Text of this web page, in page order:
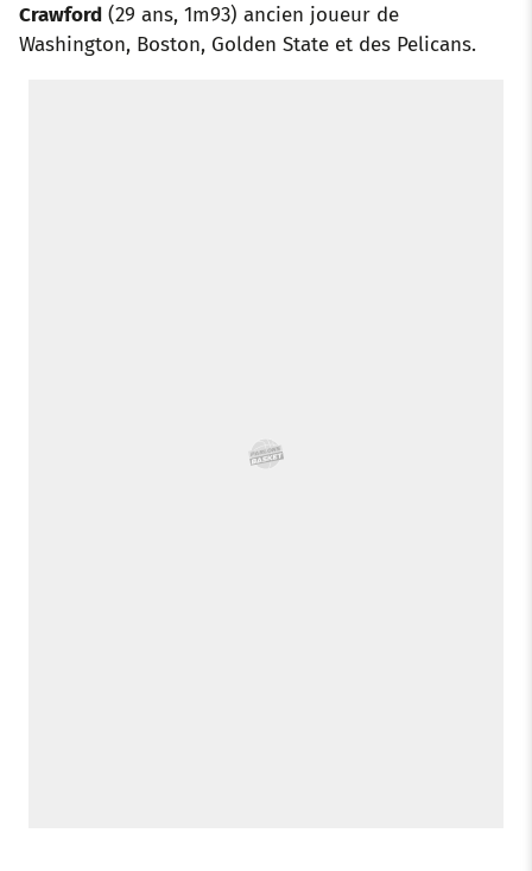
Crawford (29 ans, 1m93) ancien joueur de
Washington, Boston, Golden State et des Pelicans.